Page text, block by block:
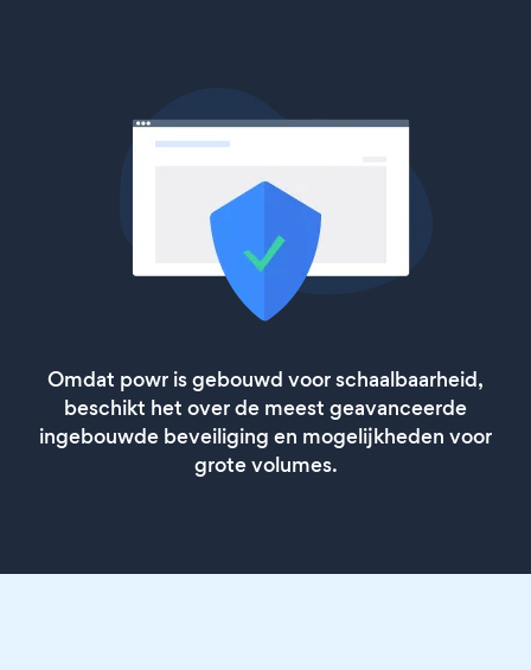
Omdat powr is gebouwd voor schaalbaarheid,
beschikt het over de meest geavanceerde
ingebouwde beveiliging en mogelijkheden voor
grote volumes.